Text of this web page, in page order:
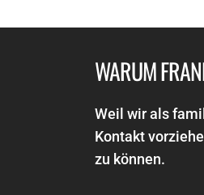
WARUM
Weil wir als
Kontakt
zu können.